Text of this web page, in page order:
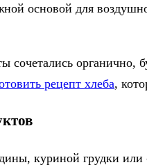
основой для
сочетались органично,
рецепт хлеба,
куриной грудки или